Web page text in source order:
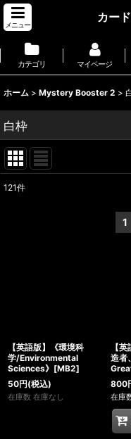
メニュー
カー
カテゴリ マイページ
ホーム > Mystery Booster 2 >
白枠
121件
1
【英語版】《環境科
学/Environmental
Sciences》[MB2]
50円(税込)
在庫数 在庫なし
【
造者
800
在庫